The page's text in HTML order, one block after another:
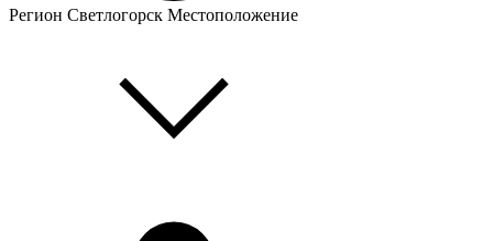
Регион Светлогорск Местоположение